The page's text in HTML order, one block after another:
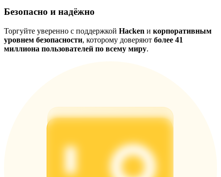
Безопасно и надёжно
Торгуйте уверенно с поддержкой Hacken и корпоративным
уровнем безопасности, которому доверяют более 41
миллиона пользователей по всему миру.